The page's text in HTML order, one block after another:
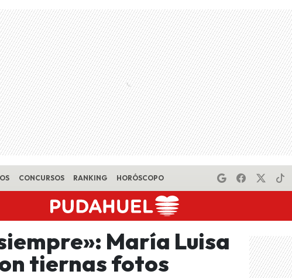
CONCURSOS RANKING HORÓSCOPO
María Luisa
tiernas fotos